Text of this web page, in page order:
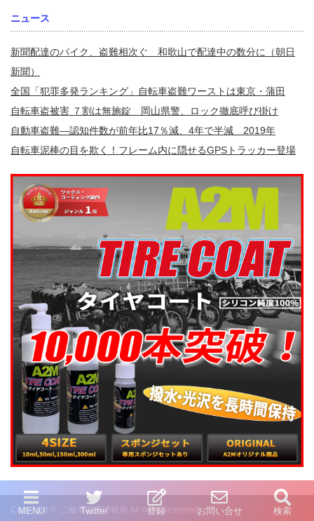
ニュース
新聞配達のバイク、盗難相次ぐ 和歌山で配達中の数分に（朝日
新聞）
全国「犯罪多発ランキング」自転車盗難ワーストは東京・蒲田
自転車盗被害 ７割は無施錠 岡山県警、ロック徹底呼び掛け
自動車盗難—認知件数が前年比17％減、4年で半減 2019年
自転車泥棒の目を欺く！フレーム内に隠せるGPSトラッカー登場
Copyright © 二輪車盗難情報局 All rights reserved.
MENU Twitter 登録 お問い合せ 検索